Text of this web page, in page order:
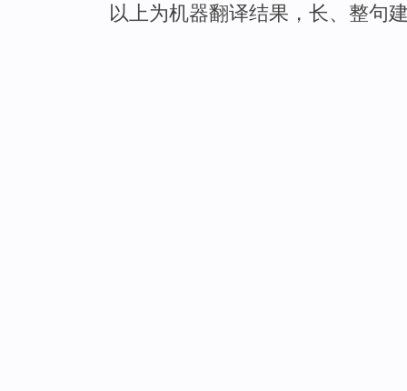
以上为机器翻译结果，长、整句